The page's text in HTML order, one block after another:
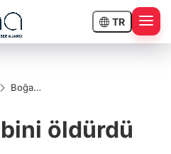
TR
Boğa
öldürdü